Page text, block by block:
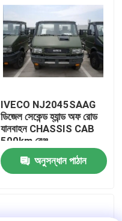
IVECO NJ2045SAAG
ডিজেল সেকেন্ড হ্যান্ড অফ রোড
যানবাহন CHASSIS CAB
500km রেঞ্জ
অনুসন্ধান পাঠান